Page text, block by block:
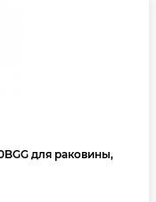
для раковины,